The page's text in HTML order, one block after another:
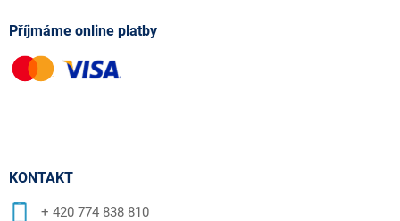
Příjmáme online platby
KONTAKT
+ 420 774 838 810